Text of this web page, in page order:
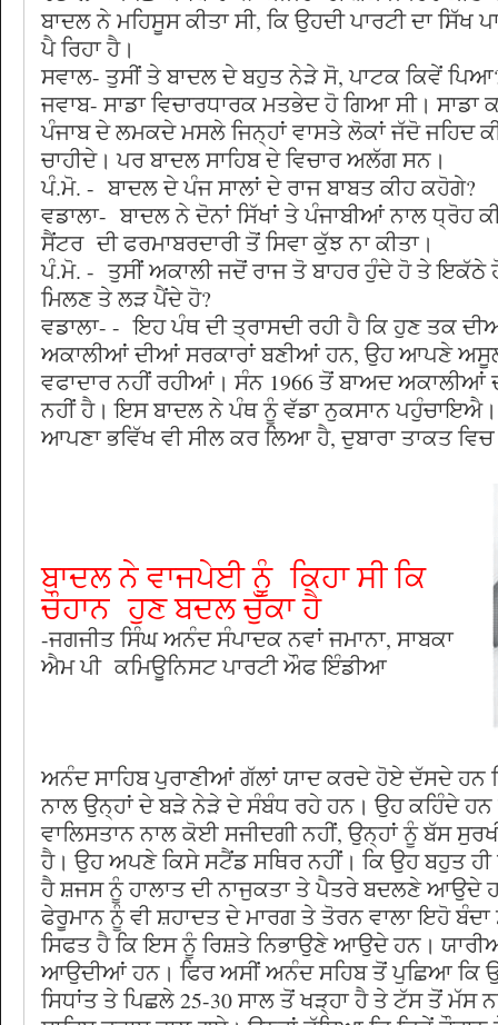
ਬਾਦਲ ਨੇ ਮਹਿਸੂਸ ਕੀਤਾ ਸੀ, ਕਿ ਉਹਦੀ ਪਾਰਟੀ ਦਾ ਸਿੱਖ
ਪੈ ਰਿਹਾ ਹੈ।
ਸਵਾਲ- ਤੁਸੀਂ ਤੇ ਬਾਦਲ ਦੇ ਬਹੁਤ ਨੇੜੇ ਸੋ, ਪਾਟਕ ਕਿਵੇਂ
ਜਵਾਬ- ਸਾਡਾ ਵਿਚਾਰਧਾਰਕ ਮਤਭੇਦ ਹੋ ਗਿਆ ਸੀ। ਸਾਡਾ
ਪੰਜਾਬ ਦੇ ਲਮਕਦੇ ਮਸਲੇ ਜਿਨ੍ਹਾਂ ਵਾਸਤੇ ਲੋਕਾਂ ਜੱਦੋ ਜਹਿਦ
ਚਾਹੀਦੇ। ਪਰ ਬਾਦਲ ਸਾਹਿਬ ਦੇ ਵਿਚਾਰ ਅਲੱਗ ਸਨ।
ਪੰ.ਮੋ. - ਬਾਦਲ ਦੇ ਪੰਜ ਸਾਲਾਂ ਦੇ ਰਾਜ ਬਾਬਤ ਕੀਹ ਕਹੋਗੇ?
ਵਡਾਲਾ- ਬਾਦਲ ਨੇ ਦੋਨਾਂ ਸਿੱਖਾਂ ਤੇ ਪੰਜਾਬੀਆਂ ਨਾਲ ਧ੍ਰੋਹ
ਸੈਂਟਰ ਦੀ ਫਰਮਾਬਰਦਾਰੀ ਤੋਂ ਸਿਵਾ ਕੁੱਝ ਨਾ ਕੀਤਾ।
ਪੰ.ਮੋ. - ਤੁਸੀਂ ਅਕਾਲੀ ਜਦੋਂ ਰਾਜ ਤੋ ਬਾਹਰ ਹੁੰਦੇ ਹੋ ਤੇ ਇਕੱਠੇ
ਮਿਲਣ ਤੇ ਲੜ ਪੈਂਦੇ ਹੋ?
ਵਡਾਲਾ- - ਇਹ ਪੰਥ ਦੀ ਤ੍ਰਾਸਦੀ ਰਹੀ ਹੈ ਕਿ ਹੁਣ ਤਕ
ਅਕਾਲੀਆਂ ਦੀਆਂ ਸਰਕਾਰਾਂ ਬਣੀਆਂ ਹਨ, ਉਹ ਆਪਣੇ
ਵਫਾਦਾਰ ਨਹੀਂ ਰਹੀਆਂ। ਸੰਨ 1966 ਤੋਂ ਬਾਅਦ ਅਕਾਲੀਆਂ
ਨਹੀਂ ਹੈ। ਇਸ ਬਾਦਲ ਨੇ ਪੰਥ ਨੂੰ ਵੱਡਾ ਨੁਕਸਾਨ
ਆਪਣਾ ਭਵਿੱਖ ਵੀ ਸੀਲ ਕਰ ਲਿਆ ਹੈ, ਦੁਬਾਰਾ ਤਾਕਤ
ਬਾਦਲ ਨੇ ਵਾਜਪੇਈ ਨੂੰ ਕਿਹਾ ਸੀ ਕਿ
ਚੌਹਾਨ ਹੁਣ ਬਦਲ ਚੁੱਕਾ ਹੈ
-ਜਗਜੀਤ ਸਿੰਘ ਅਨੰਦ ਸੰਪਾਦਕ ਨਵਾਂ ਜਮਾਨਾ, ਸਾਬਕਾ
ਐਮ ਪੀ ਕਮਿਊਨਿਸਟ ਪਾਰਟੀ ਔਫ ਇੰਡੀਆ
ਅਨੰਦ ਸਾਹਿਬ ਪੁਰਾਣੀਆਂ ਗੱਲਾਂ ਯਾਦ ਕਰਦੇ ਹੋਏ ਦੱਸਦੇ ਹਨ
ਨਾਲ ਉਨ੍ਹਾਂ ਦੇ ਬੜੇ ਨੇੜੇ ਦੇ ਸੰਬੰਧ ਰਹੇ ਹਨ। ਉਹ ਕਹਿੰਦੇ ਹਨ
ਵਾਲਿਸਤਾਨ ਨਾਲ ਕੋਈ ਸਜੀਦਗੀ ਨਹੀਂ, ਉਨ੍ਹਾਂ ਨੂੰ ਬੱਸ
ਹੈ। ਉਹ ਅਪਣੇ ਕਿਸੇ ਸਟੈਂਡ ਸਥਿਰ ਨਹੀਂ। ਕਿ ਉਹ ਬਹੁਤ
ਹੈ ਸ਼ਜਸ ਨੂੰ ਹਾਲਾਤ ਦੀ ਨਾਜੁਕਤਾ ਤੇ ਪੈਤਰੇ ਬਦਲਣੇ ਆਉਦੇ
ਫੇਰੂਮਾਨ ਨੂੰ ਵੀ ਸ਼ਹਾਦਤ ਦੇ ਮਾਰਗ ਤੇ ਤੋਰਨ ਵਾਲਾ ਇਹੋ
ਸਿਫਤ ਹੈ ਕਿ ਇਸ ਨੂੰ ਰਿਸ਼ਤੇ ਨਿਭਾਉਣੇ ਆਉਦੇ ਹਨ।
ਆਉਦੀਆਂ ਹਨ। ਫਿਰ ਅਸੀਂ ਅਨੰਦ ਸਹਿਬ ਤੋਂ ਪੁਛਿਆ ਕਿ
ਸਿਧਾਂਤ ਤੇ ਪਿਛਲੇ 25-30 ਸਾਲ ਤੋਂ ਖੜ੍ਹਾ ਹੈ ਤੇ ਟੱਸ ਤੋਂ